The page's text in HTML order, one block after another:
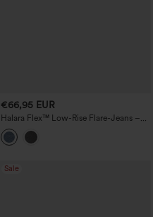
€66,95 EUR
Halara Flex™ Low-Rise Flare-Jeans –
lässige Schlagjeans mit tiefem Bund und
Taschen
Sale